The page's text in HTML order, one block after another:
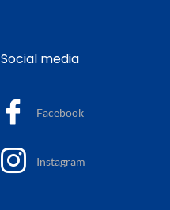
Social media
Facebook
Instagram